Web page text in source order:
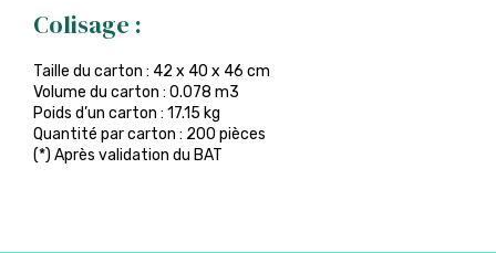
Colisage :
Taille du carton : 42 x 40 x 46 cm
Volume du carton : 0.078 m3
Poids d’un carton : 17.15 kg
Quantité par carton : 200 pièces
(*) Après validation du BAT